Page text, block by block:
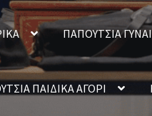
ΠΑΠΟΥΤΣΙΑ
ΠΑΙΔΙΚΑ ΑΓΟΡΙ